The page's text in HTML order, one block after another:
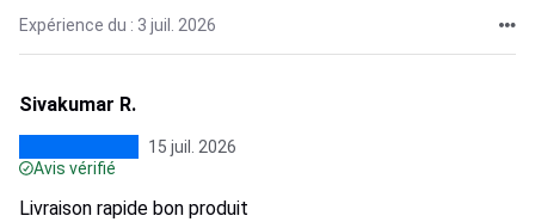
Expérience du : 3 juil. 2026
Sivakumar R.
15 juil. 2026
Avis vérifié
Livraison rapide bon produit